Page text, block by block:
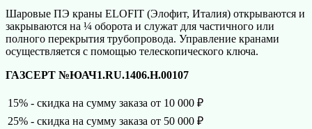
Шаровые ПЭ краны ELOFIT (Элофит, Италия) открываются и
закрываются на ¼ оборота и служат для частичного или
полного перекрытия трубопровода. Управление кранами
осуществляется с помощью телескопического ключа.
ГАЗСЕРТ №ЮАЧ1.RU.1406.Н.00107
15% - скидка на сумму заказа от 10 000 ₽
25% - скидка на сумму заказа от 50 000 ₽